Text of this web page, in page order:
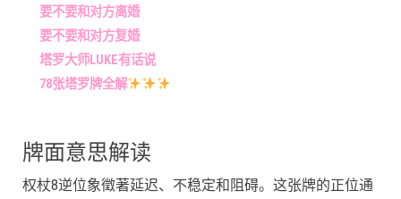
要不要和对方离婚
要不要和对方复婚
塔罗大师LUKE有话说
78张塔罗牌全解
牌面意思解读
权杖8逆位象徵著延迟、不稳定和阻碍。这张牌的正位通